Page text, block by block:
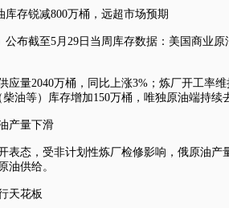
存锐减800万桶，远超市场预期
布截至5月29日当周库存数据：美国商业
应量2040万桶，同比上涨3%；炼厂开工率
油等）库存增加150万桶，唯独原油端持
产量下滑
表态，受非计划性炼厂检修影响，俄原油
油供给。
天花板